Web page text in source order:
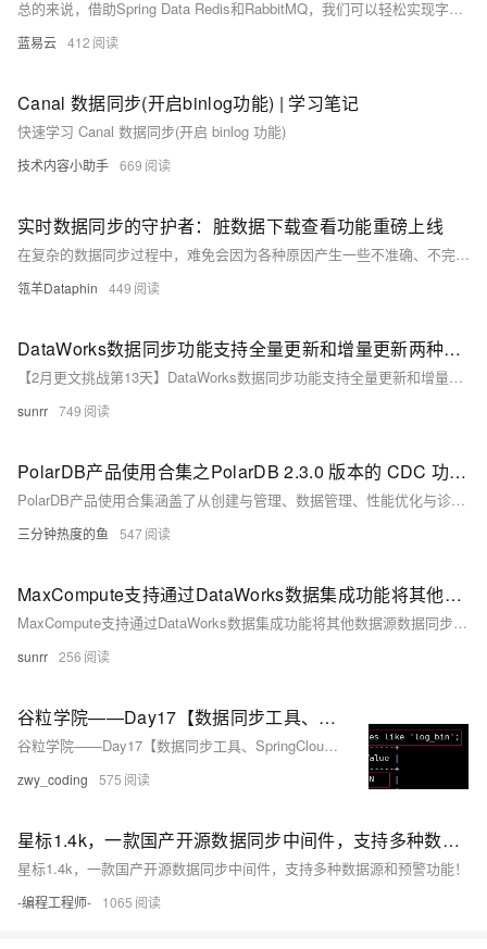
总的来说，借助Spring Data Redis和RabbitMQ，我们可以轻松实现字符串缓存和计数的功能。而关键的部分不过是一些"厨房的套路"，一旦你掌握了这些套路，那么你就像厨师一样可以准备出一道道饕餮美食了。通过这种方式促进数据处理效率无疑将大大提高我们的生产力。
蓝易云 412
Canal 数据同步(开启binlog功能) | 学习笔记
快速学习 Canal 数据同步(开启 binlog 功能)
技术内容小助手 669
实时数据同步的守护者：脏数据下载查看功能重磅上线
在复杂的数据同步过程中，难免会因为各种原因产生一些不准确、不完整或格式错误的脏数据。如果不能及时识别和处理这些脏数据，将可能影响数据的一致性和后续的业务分析。
瓴羊Dataphin 449
DataWorks数据同步功能支持全量更新和增量更新两种方式
【2月更文挑战第13天】DataWorks数据同步功能支持全量更新和增量更新两种方式
sunrr 749
PolarDB产品使用合集之PolarDB 2.3.0 版本的 CDC 功能支持 Polardb-X 到 Polardb-X 的数据同步吗
PolarDB产品使用合集涵盖了从创建与管理、数据管理、性能优化与诊断、安全与合规到生态与集成、运维与支持等全方位的功能和服务，旨在帮助企业轻松构建高可用、高性能且易于管理的数据库环境，满足不同业务场景的需求。用户可以通过阿里云控制台、API、SDK等方式便捷地使用这些功能，实现数据库的高效运维与持续优化。
三分钟热度的鱼 547
MaxCompute支持通过DataWorks数据集成功能将其他数据源数据同步至MaxCompute
MaxCompute支持通过DataWorks数据集成功能将其他数据源数据同步至MaxCompute
sunrr 256
谷粒学院——Day17【数据同步工具、SpringCloud【GateWay网关】、权限管理功能（接口）】
谷粒学院——Day17【数据同步工具、SpringCloud【GateWay网关】、权限管理功能（接口）】
zwy_coding 575
星标1.4k，一款国产开源数据同步中间件，支持多种数据源和预警功能！
星标1.4k，一款国产开源数据同步中间件，支持多种数据源和预警功能！
-编程工程师- 1065